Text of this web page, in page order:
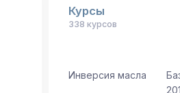
Курсы
338 курсов
Инверсия масла